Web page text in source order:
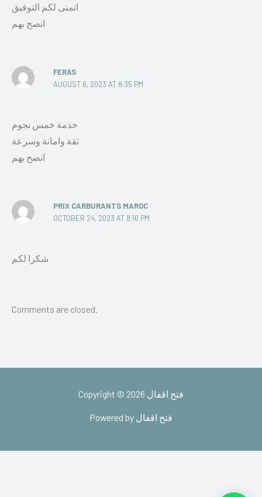
اتمنى لكم التوفيق
انصح بهم
FERAS
AUGUST 6, 2023 AT 8:35 PM
خدمة خمس نجوم
ثقة وامانة وسرعة
انصح بهم
PRIX CARBURANTS MAROC
OCTOBER 24, 2023 AT 8:16 PM
شكرا لكم
Comments are closed.
Copyright © 2026 فتح اقفال
Powered by فتح اقفال